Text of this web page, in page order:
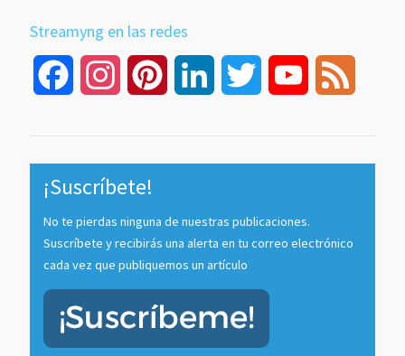
Streamyng en las redes
Facebook InstagramPinterest LinkedIn Twitter YouTube
¡Suscríbete!
No te pierdas ninguna de nuestras publicaciones.
Suscríbete y recibirás una alerta en tu correo electrónico
cada vez que publiquemos un artículo